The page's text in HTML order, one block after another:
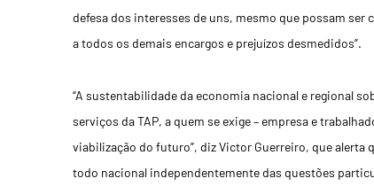
defesa dos interesses de uns, mesmo que possam
a todos os demais encargos e prejuízos desmedidos”.
“A sustentabilidade da economia nacional e regional
serviços da TAP, a quem se exige – empresa e
viabilização do futuro”, diz Victor Guerreiro, que alerta
todo nacional independentemente das questões